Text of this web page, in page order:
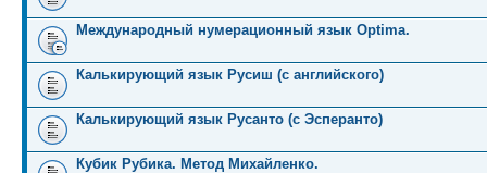
Международный нумерационный язык Optima.
Калькирующий язык Русиш (с английского)
Калькирующий язык Русанто (с Эсперанто)
Кубик Рубика. Метод Михайленко.